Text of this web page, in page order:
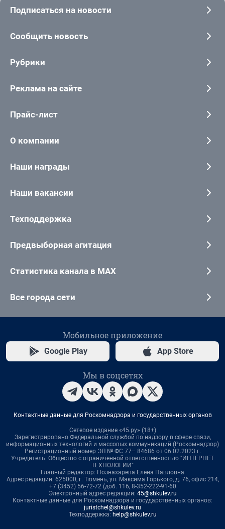
Подписаться на новости
Сообщить новость
Рубрики
Реклама на сайте
Прайс-лист
О компании
Наши награды
Наши вакансии
Техподдержка
Предвыборная агитация
Статистика канала в MAX
Все города сети
Мобильное приложение
Google Play App Store
Мы в соцсетях
Контактные данные для Роскомнадзора и государственных органов
Сетевое издание «45.ру» (18+)
Зарегистрировано Федеральной службой по надзору в сфере связи,
информационных технологий и массовых коммуникаций (Роскомнадзор)
Регистрационный номер ЭЛ № ФС 77– 84686 от 06.02.2023 г.
Учредитель: Общество с ограниченной ответственностью "ИНТЕРНЕТ
ТЕХНОЛОГИИ"
Главный редактор: Познахарева Елена Павловна
Адрес редакции: 625000, г. Тюмень, ул. Максима Горького, д. 76, офис 214,
+7 (3452) 56-72-72 (доб. 116, 8-352-222-91-60
Электронный адрес редакции: 45@shkulev.ru
Контактные данные для Роскомнадзора и государственных органов:
juristchel@shkulev.ru
Техподдержка: help@shkulev.ru